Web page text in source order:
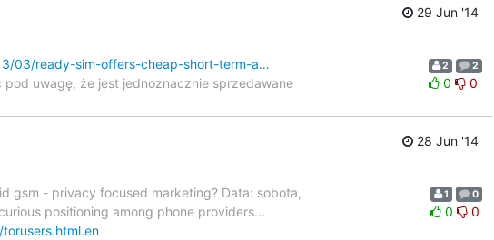
29 Jun '14
03/ready-sim-offers-cheap-short-term-a…
pod uwagę, że jest jednoznacznie sprzedawane
2 2
0 0
28 Jun '14
- privacy focused marketing? Data: sobota,
positioning among phone providers...
1 0
0 0